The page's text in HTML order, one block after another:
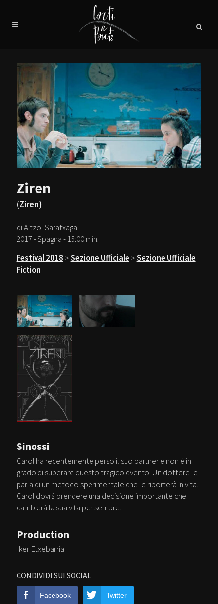
Ziren
(Ziren)
di Aitzol Saratxaga
2017 - Spagna - 15:00 min.
Festival 2018 >Sezione Ufficiale >Sezione Ufficiale
Fiction
Sinossi
Carol ha recentemente perso il suo partner e non è in
grado di superare questo tragico evento. Un dottore le
parla di un metodo sperimentale che lo riporterà in vita.
Carol dovrà prendere una decisione importante che
cambierà la sua vita per sempre.
CONDIVIDI SUI SOCIAL
Facebook Twitter
Production
Iker Etxebarria